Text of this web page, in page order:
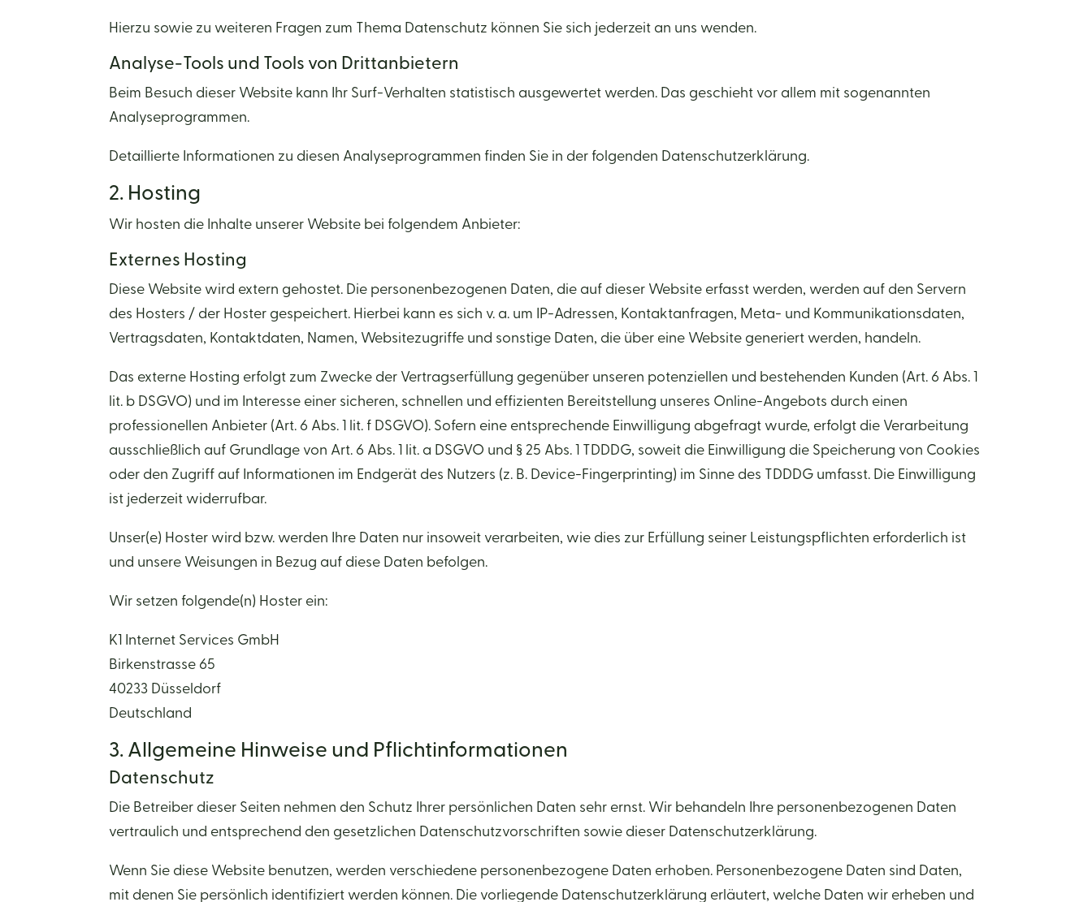
Hierzu sowie zu weiteren Fragen zum Thema Datenschutz können Sie sich jederzeit an uns wenden.
Analyse-Tools und Tools von Dritt­anbietern
Beim Besuch dieser Website kann Ihr Surf-Verhalten statistisch ausgewertet werden. Das geschieht vor allem mit sogenannten
Analyseprogrammen.
Detaillierte Informationen zu diesen Analyseprogrammen finden Sie in der folgenden Datenschutzerklärung.
2. Hosting
Wir hosten die Inhalte unserer Website bei folgendem Anbieter:
Externes Hosting
Diese Website wird extern gehostet. Die personenbezogenen Daten, die auf dieser Website erfasst werden, werden auf den Servern
des Hosters / der Hoster gespeichert. Hierbei kann es sich v. a. um IP-Adressen, Kontaktanfragen, Meta- und Kommunikationsdaten,
Vertragsdaten, Kontaktdaten, Namen, Websitezugriffe und sonstige Daten, die über eine Website generiert werden, handeln.
Das externe Hosting erfolgt zum Zwecke der Vertragserfüllung gegenüber unseren potenziellen und bestehenden Kunden (Art. 6 Abs. 1
lit. b DSGVO) und im Interesse einer sicheren, schnellen und effizienten Bereitstellung unseres Online-Angebots durch einen
professionellen Anbieter (Art. 6 Abs. 1 lit. f DSGVO). Sofern eine entsprechende Einwilligung abgefragt wurde, erfolgt die Verarbeitung
ausschließlich auf Grundlage von Art. 6 Abs. 1 lit. a DSGVO und § 25 Abs. 1 TDDDG, soweit die Einwilligung die Speicherung von Cookies
oder den Zugriff auf Informationen im Endgerät des Nutzers (z. B. Device-Fingerprinting) im Sinne des TDDDG umfasst. Die Einwilligung
ist jederzeit widerrufbar.
Unser(e) Hoster wird bzw. werden Ihre Daten nur insoweit verarbeiten, wie dies zur Erfüllung seiner Leistungspflichten erforderlich ist
und unsere Weisungen in Bezug auf diese Daten befolgen.
Wir setzen folgende(n) Hoster ein:
K1 Internet Services GmbH
Birkenstrasse 65
40233 Düsseldorf
Deutschland
3. Allgemeine Hinweise und Pflicht­informationen
Datenschutz
Die Betreiber dieser Seiten nehmen den Schutz Ihrer persönlichen Daten sehr ernst. Wir behandeln Ihre personenbezogenen Daten
vertraulich und entsprechend den gesetzlichen Datenschutzvorschriften sowie dieser Datenschutzerklärung.
Wenn Sie diese Website benutzen, werden verschiedene personenbezogene Daten erhoben. Personenbezogene Daten sind Daten,
mit denen Sie persönlich identifiziert werden können. Die vorliegende Datenschutzerklärung erläutert, welche Daten wir erheben und